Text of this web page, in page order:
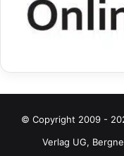
© Copyright 2009 -
Verlag UG,